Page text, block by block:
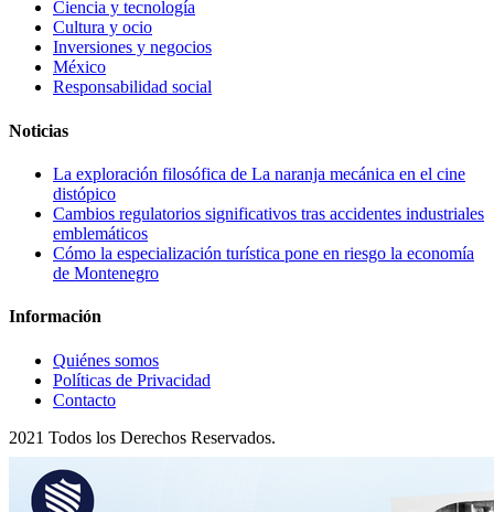
Ciencia y tecnología
Cultura y ocio
Inversiones y negocios
México
Responsabilidad social
Noticias
La exploración filosófica de La naranja mecánica en el cine
distópico
Cambios regulatorios significativos tras accidentes industriales
emblemáticos
Cómo la especialización turística pone en riesgo la economía
de Montenegro
Información
Quiénes somos
Políticas de Privacidad
Contacto
2021 Todos los Derechos Reservados.